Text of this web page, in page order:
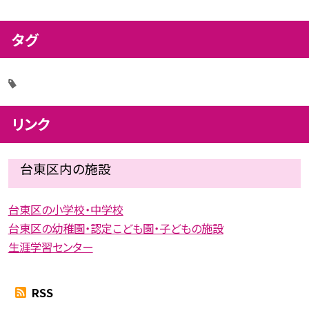
タグ
リンク
台東区内の施設
台東区の小学校・中学校
台東区の幼稚園・認定こども園・子どもの施設
生涯学習センター
RSS